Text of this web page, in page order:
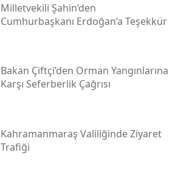
Milletvekili Şahin’den
Cumhurbaşkanı Erdoğan’a Teşekkür
Bakan Çiftçi’den Orman Yangınlarına
Karşı Seferberlik Çağrısı
Kahramanmaraş Valiliğinde Ziyaret
Trafiği